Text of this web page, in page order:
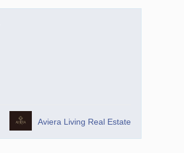
Aviera Living Real Estate